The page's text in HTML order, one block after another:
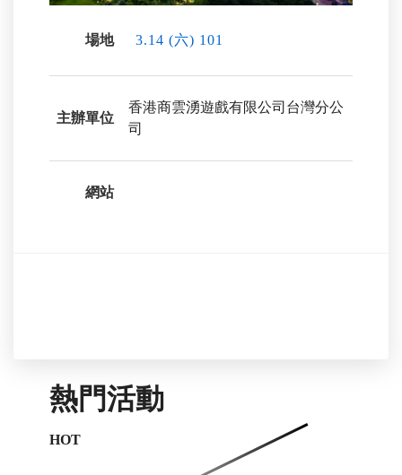
場地 3.14 (六) 101
主辦單位
香港商雲湧遊戲有限公司台灣分公
司
網站
熱門活動
HOT